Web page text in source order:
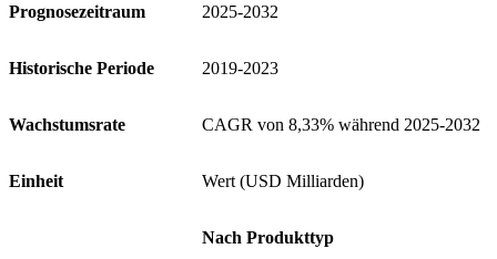
Prognosezeitraum 2025-2032
Historische Periode 2019-2023
Wachstumsrate CAGR von 8,33% während 2025-2032
Einheit Wert (USD Milliarden)
Nach Produkttyp